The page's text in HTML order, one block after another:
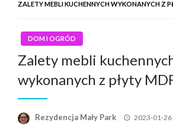
ZALETY MEBLI KUCHENNYCH WYKONANYCH Z
DOM I OGRÓD
Zalety mebli
wykonanych z płyty
Rezydencja Mały Park 2023-01-26